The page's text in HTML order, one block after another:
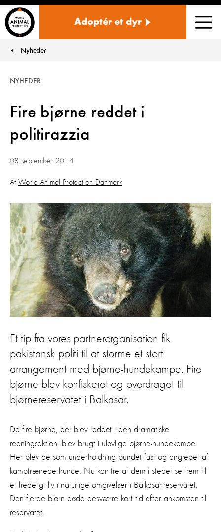
Adoptér et dyr
You are here:
Nyheder
Fire bjørne reddet i
politirazzia
NYHEDER
08 september 2014
Af World Animal Protection Danmark
Et tip fra vores partnerorganisation fik
pakistansk politi til at storme et stort
arrangement med bjørne-hundekampe. Fire
bjørne blev konfiskeret og overdraget til
bjørnereservatet i Balkasar.
De fire bjørne, der blev reddet i den dramatiske
redningsaktion, blev brugt i ulovlige bjørne-hundekampe.
Her blev de som underholdning bundet fast og angrebet af
kamptrænede hunde. Nu kan tre af dem i stedet se frem til
et fredeligt liv i naturlige omgivelser i Balkasar-reservatet.
Den fjerde bjørn døde desværre kort tid efter ankomsten til
reservatet.